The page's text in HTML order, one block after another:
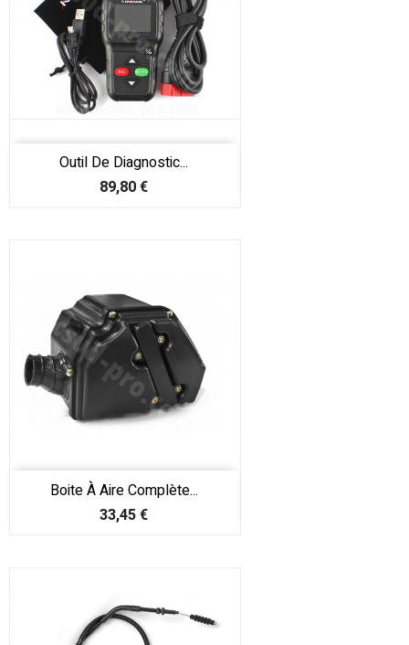
Outil De Diagnostic...
Prix
89,80 €
Boite À Aire Complète...
Prix
33,45 €